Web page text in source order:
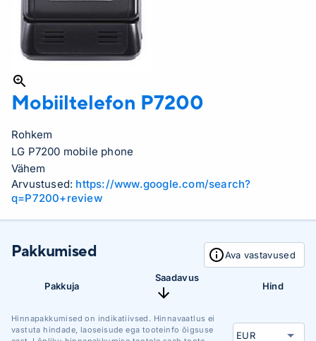
Mobiiltelefon P7200
Rohkem
LG P7200 mobile phone
Vähem
Arvustused: https://www.google.com/search?
q=P7200+review
Pakkumised Ava vastavused
Pakkuja
Saadavus
Hind
Hinnapakkumised on indikatiivsed. Hinnavaatlus ei
vastuta hindade, laoseisude ega tooteinfo õigsuse